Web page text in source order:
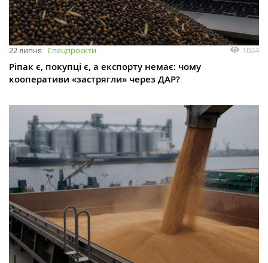
22 липня Спецпроєкти 1024
Ріпак є, покупці є, а експорту немає: чому
кооперативи «застрягли» через ДАР?